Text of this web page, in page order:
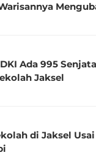
Jaksel
di Jaksel Usai